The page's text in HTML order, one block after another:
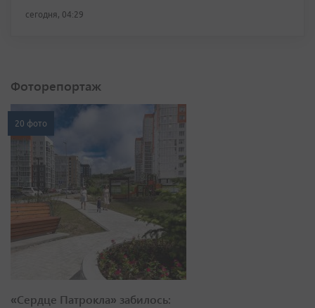
сегодня, 04:29
Фоторепортаж
20 фото
«Сердце Патрокла» забилось: